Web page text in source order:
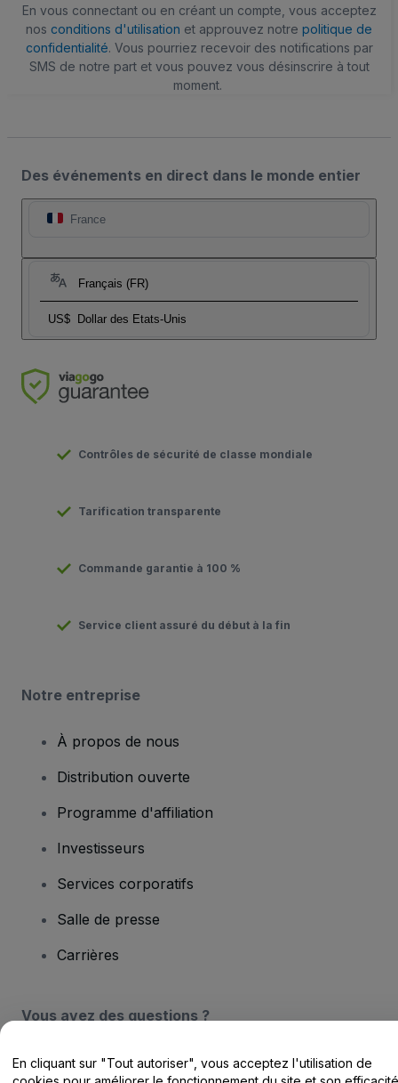
En vous connectant ou en créant un compte, vous acceptez
nos conditions d'utilisation et approuvez notre politique de
confidentialité. Vous pourriez recevoir des notifications par
SMS de notre part et vous pouvez vous désinscrire à tout
moment.
Des événements en direct dans le monde entier
France
Français (FR)
US$ Dollar des Etats-Unis
Contrôles de sécurité de classe mondiale
Tarification transparente
Commande garantie à 100 %
Service client assuré du début à la fin
Notre entreprise
À propos de nous
Distribution ouverte
Programme d'affiliation
Investisseurs
Services corporatifs
Salle de presse
Carrières
Vous avez des questions ?
Centre d'assistance / Nous contacter
En cliquant sur "Tout autoriser", vous acceptez l'utilisation de